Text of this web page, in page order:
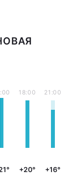
18:00
+20°
21:00
+16°